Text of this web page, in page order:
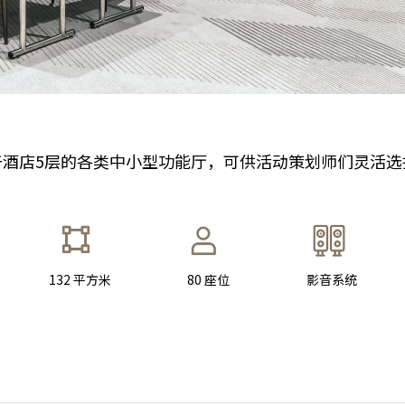
店5层的各类中小型功能厅，可供活动策划师们灵活
132 平方米 80 座位 影音系统